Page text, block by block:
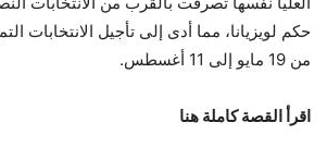
حكم لويزيانا، مما أدى إلى تأجيل الانتخابات
من 19 مايو إلى 11 أغسطس.
اقرأ القصة كاملة هنا